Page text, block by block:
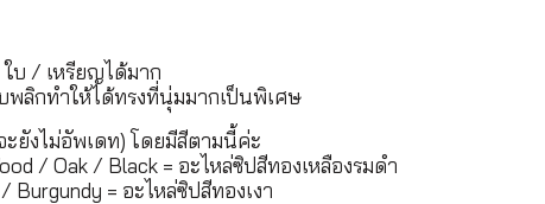
บ / เหรียญได้มาก
ลิกทำให้ได้ทรงที่นุ่มมากเป็นพิเศษ
ยังไม่อัพเดท) โดยมีสีตามนี้ค่ะ
/ Oak / Black = อะไหล่ซิปสีทองเหลืองรมดำ
= อะไหล่ซิปสีทองเงา